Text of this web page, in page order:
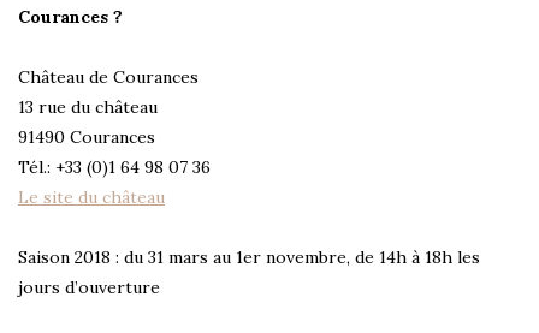
Courances ?
Château de Courances
13 rue du château
91490 Courances
Tél.: +33 (0)1 64 98 07 36
Le site du château
Saison 2018 : du 31 mars au 1er novembre, de 14h à 18h les
jours d’ouverture